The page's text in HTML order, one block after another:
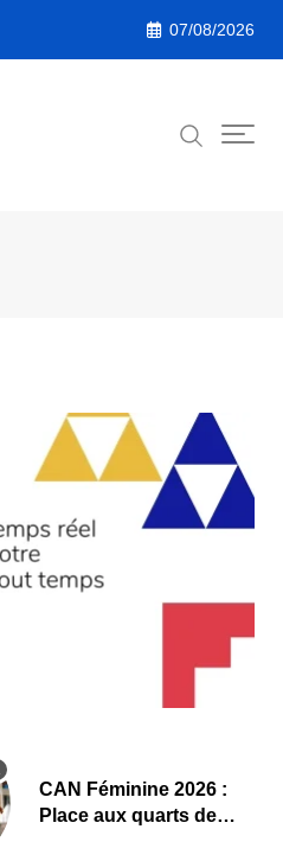
07/08/2026
CAN Féminine 2026 :
Place aux quarts de